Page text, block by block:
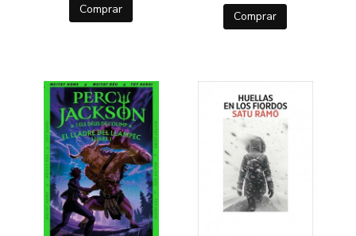
Comprar Comprar